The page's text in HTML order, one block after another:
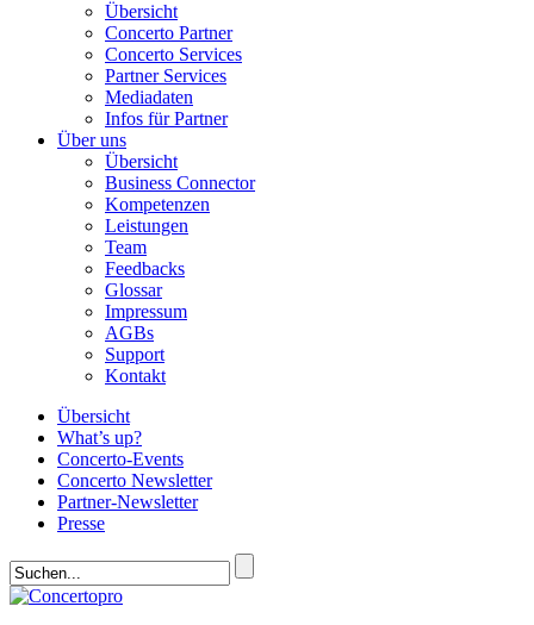
Übersicht
Concerto Partner
Concerto Services
Partner Services
Mediadaten
Infos für Partner
Über uns
Übersicht
Business Connector
Kompetenzen
Leistungen
Team
Feedbacks
Glossar
Impressum
AGBs
Support
Kontakt
Übersicht
What’s up?
Concerto-Events
Concerto Newsletter
Partner-Newsletter
Presse